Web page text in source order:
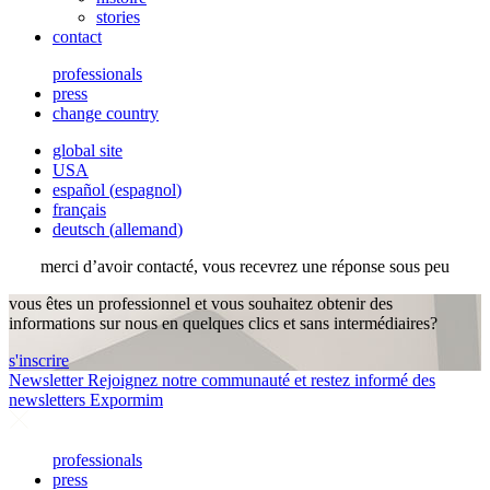
stories
contact
professionals
press
change country
global site
USA
español (espagnol)
français
deutsch (allemand)
merci d’avoir contacté, vous recevrez une réponse sous peu
vous êtes un professionnel et vous souhaitez obtenir des
informations sur nous en quelques clics et sans intermédiaires?
s'inscrire
Newsletter Rejoignez notre communauté et restez informé des
newsletters Expormim
professionals
press